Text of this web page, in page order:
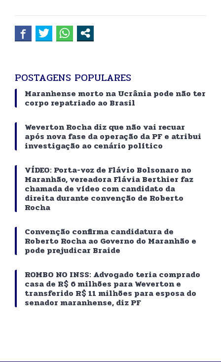
POSTAGENS POPULARES
Maranhense morto na Ucrânia pode não ter
corpo repatriado ao Brasil
Weverton Rocha diz que não vai recuar
após nova fase da operação da PF e atribui
investigação ao cenário político
VÍDEO: Porta-voz de Flávio Bolsonaro no
Maranhão, vereadora Flávia Berthier faz
chamada de vídeo com candidato da
direita durante convenção de Roberto
Rocha
Convenção confirma candidatura de
Roberto Rocha ao Governo do Maranhão e
pode prejudicar Braide
ROMBO NO INSS: Advogado teria comprado
casa de R$ 6 milhões para Weverton e
transferido R$ 11 milhões para esposa do
senador maranhense, diz PF